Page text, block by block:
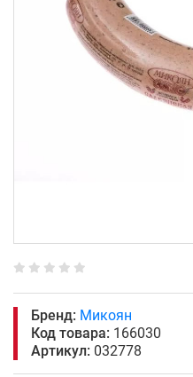
Бренд: Микоян
Код товара: 166030
Артикул: 032778